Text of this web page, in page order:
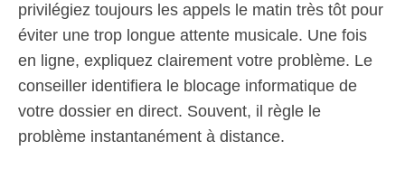
privilégiez toujours les appels le matin très tôt pour
éviter une trop longue attente musicale. Une fois
en ligne, expliquez clairement votre problème. Le
conseiller identifiera le blocage informatique de
votre dossier en direct. Souvent, il règle le
problème instantanément à distance.